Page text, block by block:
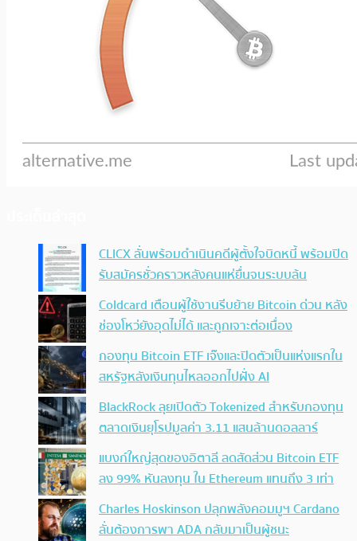
CLICX ลั่นพร้อมดำเนินคดีผู้ตั้งใจบิดหนี้ พร้อมปิด
รับสมัครชั่วคราวหลังคนแห่ยื่นจนระบบล้น
Coldcard เตือนผู้ใช้งานรีบย้าย Bitcoin ด่วน หลัง
ช่องโหว่ยังอุดไม่ได้ และถูกเจาะต่อเนื่อง
กองทุน Bitcoin ETF เจ๊งและปิดตัวเป็นแห่งแรกใน
สหรัฐหลังเงินทุนไหลออกไปฝั่ง AI
BlackRock ลุยเปิดตัว Tokenized สำหรับกองทุน
ตลาดเงินยุโรปมูลค่า 3.11 แสนล้านดอลลาร์
แบงก์ใหญ่สุดของอิตาลี ลดสัดส่วน Bitcoin ETF
ลง 99% หันลงทุน ใน Ethereum แทนถึง 3 เท่า
Charles Hoskinson ปลุกพลังคอมมูฯ Cardano
ลั่นต้องการพา ADA กลับมาเป็นผู้ชนะ